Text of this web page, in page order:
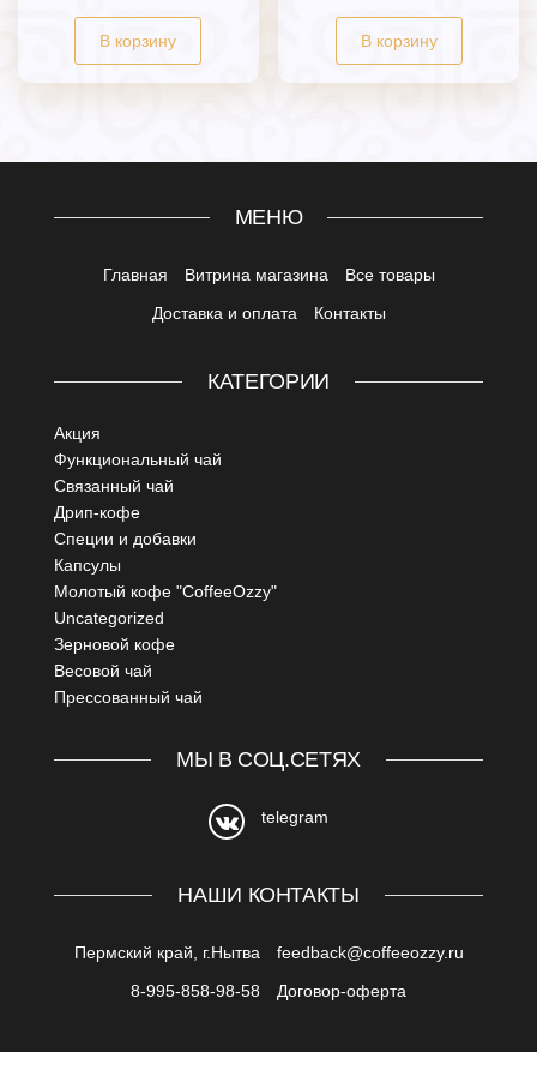
В корзину В корзину
МЕНЮ
Главная Витрина магазина
Все товары
Доставка и оплата
Контакты
КАТЕГОРИИ
Акция
Функциональный чай
Связанный чай
Дрип-кофе
Специи и добавки
Капсулы
Молотый кофе "CoffeeOzzy"
Uncategorized
Зерновой кофе
Весовой чай
Прессованный чай
МЫ В СОЦ.СЕТЯХ
telegram
НАШИ КОНТАКТЫ
Пермский край, г.Нытва
feedback@coffeeozzy.ru
8-995-858-98-58
Договор-оферта